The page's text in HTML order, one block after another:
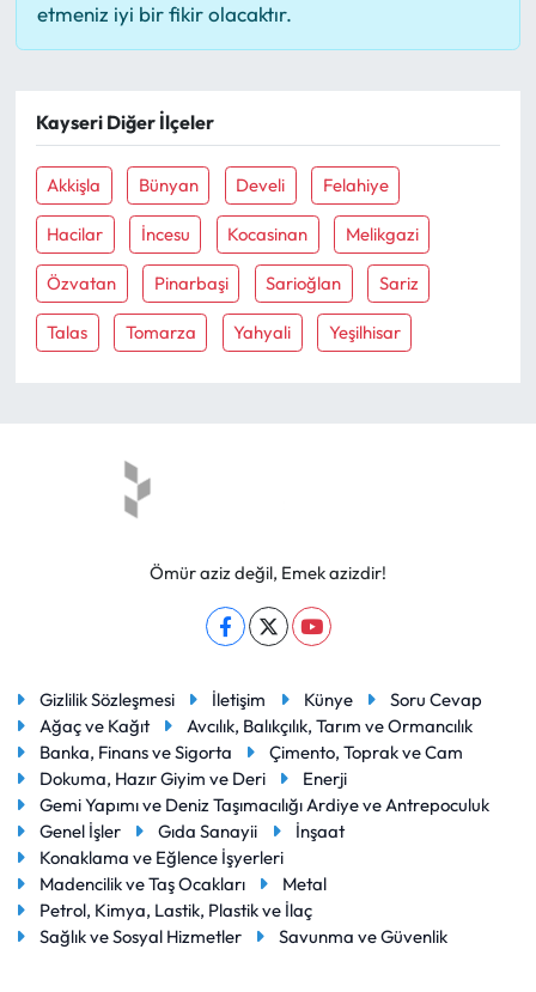
etmeniz iyi bir fikir olacaktır.
Kayseri Diğer İlçeler
Akkişla Bünyan Develi Felahiye
Hacilar İncesu Kocasinan Melikgazi
Özvatan Pinarbaşi Sarioğlan Sariz
Talas Tomarza Yahyali Yeşilhisar
Ömür aziz değil, Emek azizdir!
Gizlilik Sözleşmesi İletişim Künye
Soru Cevap
Ağaç ve Kağıt
Avcılık, Balıkçılık, Tarım ve Ormancılık
Banka, Finans ve Sigorta
Çimento, Toprak ve Cam
Dokuma, Hazır Giyim ve Deri
Enerji
Gemi Yapımı ve Deniz Taşımacılığı Ardiye ve Antrepoculuk
Genel İşler
Gıda Sanayii
İnşaat
Konaklama ve Eğlence İşyerleri
Madencilik ve Taş Ocakları
Metal
Petrol, Kimya, Lastik, Plastik ve İlaç
Sağlık ve Sosyal Hizmetler
Savunma ve Güvenlik